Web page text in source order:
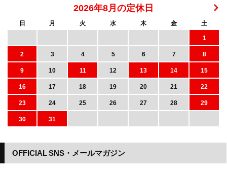
OFFICIAL SNS・メールマガジン
2026年8月の定休日
日 月 火 水 木 金
土
1
2
3 4 5 6 7
8
9
10 11 12 13 14
15
16
17 18 19 20 21
22
23
24 25 26 27 28
29
30
31